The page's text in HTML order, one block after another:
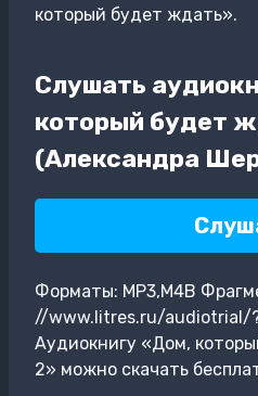
который будет ждать».
Слушать
который будет
(Александра
Форматы: MP3,M4B
//www.litres.ru/audiotrial/
Аудиокнигу «Дом,
2» можно скачать